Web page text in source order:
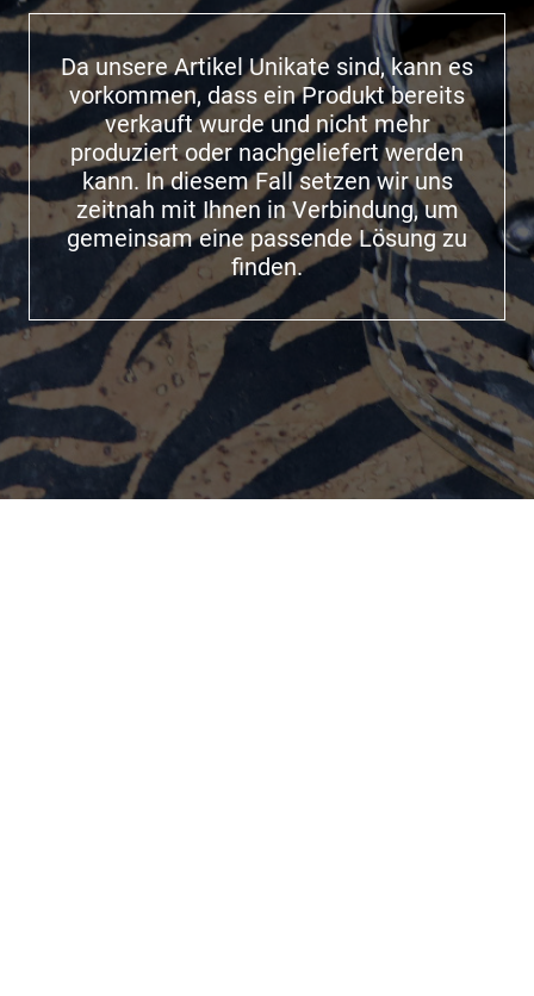
Da unsere Artikel Unikate sind, kann es
vorkommen, dass ein Produkt bereits
verkauft wurde und nicht mehr
produziert oder nachgeliefert werden
kann. In diesem Fall setzen wir uns
zeitnah mit Ihnen in Verbindung, um
gemeinsam eine passende Lösung zu
finden.